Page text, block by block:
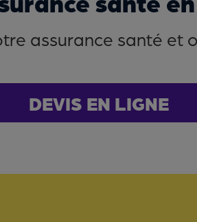
assurance santé et
DEVIS EN LIGNE